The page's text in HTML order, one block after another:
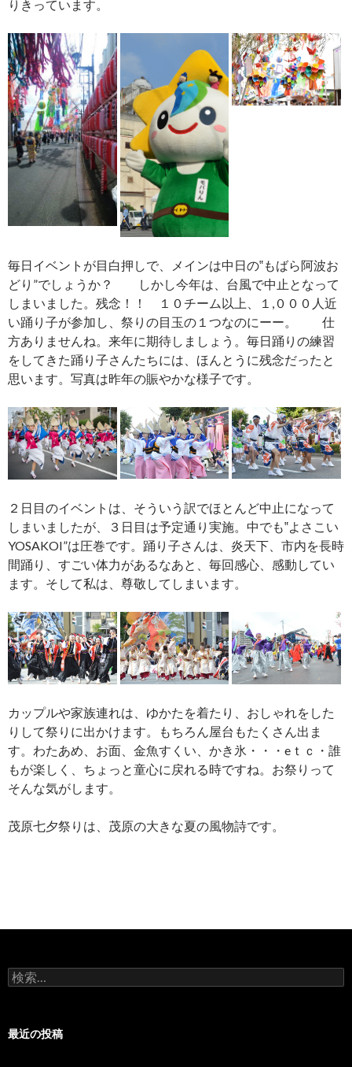
りきっています。
毎日イベントが目白押しで、メインは中日の‟もばら阿波お
どり”でしょうか？ しかし今年は、台風で中止となって
しまいました。残念！！ １０チーム以上、１,０００人近
い踊り子が参加し、祭りの目玉の１つなのにーー。 仕
方ありませんね。来年に期待しましょう。毎日踊りの練習
をしてきた踊り子さんたちには、ほんとうに残念だったと
思います。写真は昨年の賑やかな様子です。
２日目のイベントは、そういう訳でほとんど中止になって
しまいましたが、３日目は予定通り実施。中でも‟よさこい
YOSAKOI”は圧巻です。踊り子さんは、炎天下、市内を長時
間踊り、すごい体力があるなあと、毎回感心、感動してい
ます。そして私は、尊敬してしまいます。
カップルや家族連れは、ゆかたを着たり、おしゃれをした
りして祭りに出かけます。もちろん屋台もたくさん出ま
す。わたあめ、お面、金魚すくい、かき氷・・・eｔｃ・誰
もが楽しく、ちょっと童心に戻れる時ですね。お祭りって
そんな気がします。
茂原七夕祭りは、茂原の大きな夏の風物詩です。
検
索:
最近の投稿